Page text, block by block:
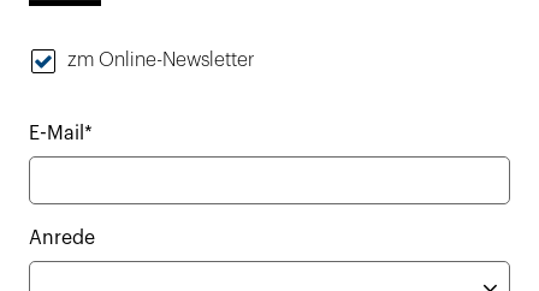
zm Online-Newsletter
E-Mail*
Anrede